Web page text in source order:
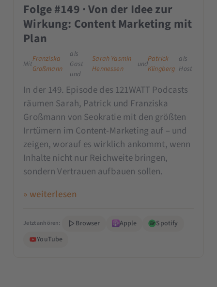
Folge #149 · Von der Idee zur
Wirkung: Content Marketing mit
Plan
Mit
Franziska
Großmann
als
Gast
und
Sarah-Yasmin
Hennessen
und
Patrick
Klingberg
als
Host
In der 149. Episode des 121WATT Podcasts
räumen Sarah, Patrick und Franziska
Großmann von Seokratie mit den größten
Irrtümern im Content-Marketing auf – und
zeigen, worauf es wirklich ankommt, wenn
Inhalte nicht nur Reichweite bringen,
sondern Vertrauen aufbauen sollen.
» weiterlesen
Jetzt anhören: Browser Apple
Spotify
YouTube